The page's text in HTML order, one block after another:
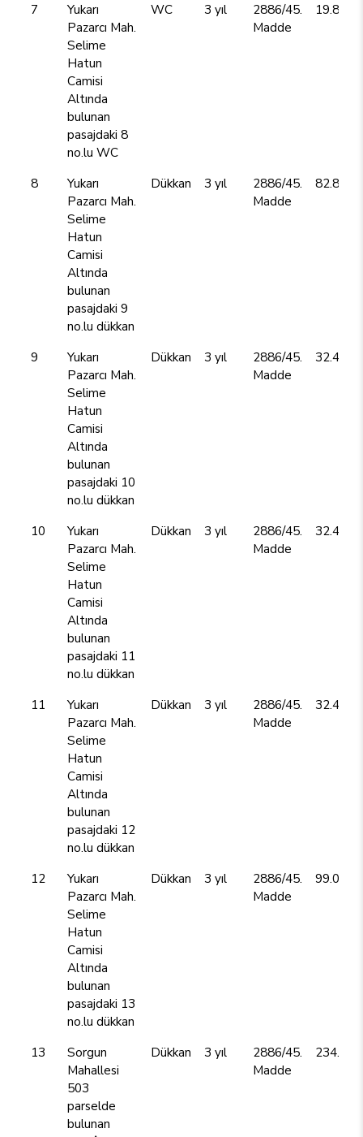
7
Yukarı
Pazarcı Mah.
Selime
Hatun
Camisi
Altında
bulunan
pasajdaki 8
no.lu WC
WC 3 yıl
2886/45.
Madde
8
Yukarı
Pazarcı Mah.
Selime
Hatun
Camisi
Altında
bulunan
pasajdaki 9
no.lu dükkan
Dükkan 3 yıl
2886/45.
Madde
9
Yukarı
Pazarcı Mah.
Selime
Hatun
Camisi
Altında
bulunan
pasajdaki 10
no.lu dükkan
Dükkan 3 yıl
2886/45.
Madde
10
Yukarı
Pazarcı Mah.
Selime
Hatun
Camisi
Altında
bulunan
pasajdaki 11
no.lu dükkan
Dükkan 3 yıl
2886/45.
Madde
11
Yukarı
Pazarcı Mah.
Selime
Hatun
Camisi
Altında
bulunan
pasajdaki 12
no.lu dükkan
Dükkan 3 yıl
2886/45.
Madde
12
Yukarı
Pazarcı Mah.
Selime
Hatun
Camisi
Altında
bulunan
pasajdaki 13
no.lu dükkan
Dükkan 3 yıl
2886/45.
Madde
13
Sorgun
Mahallesi
503
parselde
bulunan
Dükkan 3 yıl
2886/45.
Madde